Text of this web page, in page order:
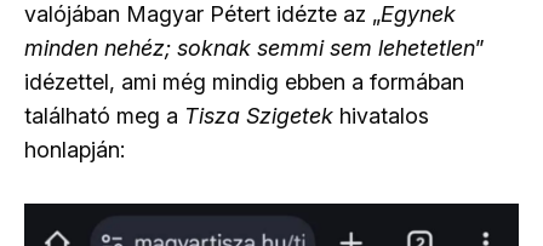
valójában Magyar Pétert idézte az „Egynek
minden nehéz; soknak semmi sem lehetetlen”
idézettel, ami még mindig ebben a formában
található meg a Tisza Szigetek hivatalos
honlapján: